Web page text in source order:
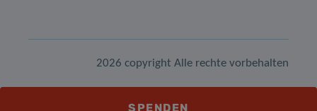
2026 copyright Alle rechte vorbehalten
SPENDEN